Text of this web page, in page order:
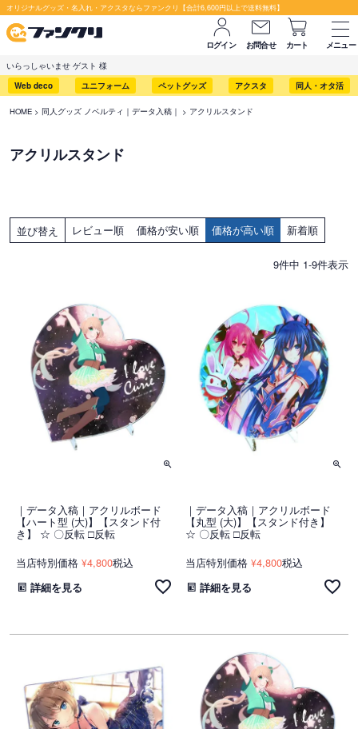
オリジナルグッズ・名入れ・アクスタならファンクリ【合計6,600円以上で送料無料】
ログイン お問合せ カート
メニュー
いらっしゃいませ ゲスト 様
Web deco
ユニフォーム ペットグッズ アクスタ 同人・オタ活
HOME 同人グッズ ノベルティ｜データ入稿｜ アクリルスタンド
アクリルスタンド
並び替え レビュー順 価格が安い順 価格が高い順 新着順
9件中 1-9件表示
｜データ入稿｜アクリルボード
【ハート型 (大)】【スタンド付
き】 ☆ 〇反転 □反転
当店特別価格 ¥4,800税込
詳細を見る
｜データ入稿｜アクリルボード
【丸型 (大)】【スタンド付き】
☆ 〇反転 □反転
当店特別価格 ¥4,800税込
詳細を見る